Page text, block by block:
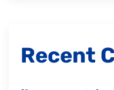
Recent